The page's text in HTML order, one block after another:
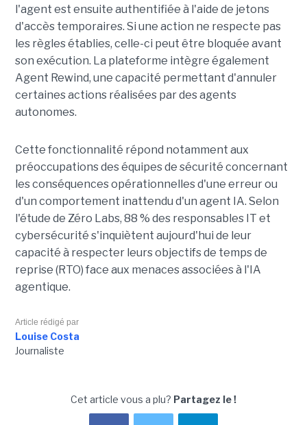
l'agent est ensuite authentifiée à l'aide de jetons
d'accès temporaires. Si une action ne respecte pas
les règles établies, celle-ci peut être bloquée avant
son exécution. La plateforme intègre également
Agent Rewind, une capacité permettant d'annuler
certaines actions réalisées par des agents
autonomes.
Cette fonctionnalité répond notamment aux
préoccupations des équipes de sécurité concernant
les conséquences opérationnelles d'une erreur ou
d'un comportement inattendu d'un agent IA. Selon
l'étude de Zéro Labs, 88 % des responsables IT et
cybersécurité s'inquiètent aujourd'hui de leur
capacité à respecter leurs objectifs de temps de
reprise (RTO) face aux menaces associées à l'IA
agentique.
Article rédigé par
Louise Costa
Journaliste
Cet article vous a plu? Partagez le !